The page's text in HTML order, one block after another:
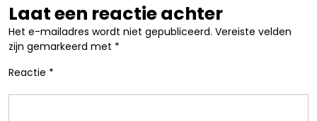
Laat een reactie achter
Het e-mailadres wordt niet gepubliceerd. Vereiste velden
zijn gemarkeerd met *
Reactie *